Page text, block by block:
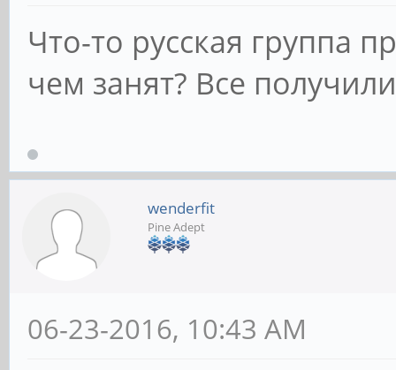
Что-то русская группа
чем занят? Все
wenderfit
Pine Adept
06-23-2016, 10:43 AM